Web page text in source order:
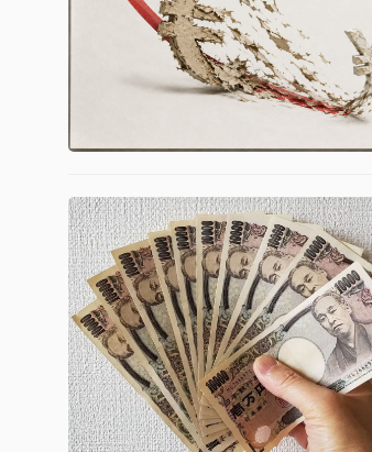
KINH
THẾ
GIỚI